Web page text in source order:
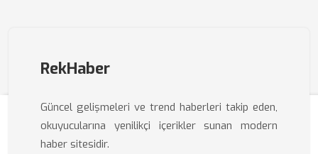
RekHaber
Güncel gelişmeleri ve trend haberleri takip eden,
okuyucularına yenilikçi içerikler sunan modern
haber sitesidir.